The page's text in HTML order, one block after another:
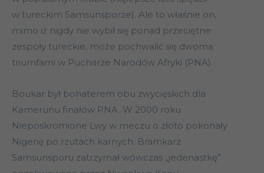
w tureckim Samsunsporze). Ale to właśnie on,
mimo iż nigdy nie wybił się ponad przeciętne
zespoły tureckie, może pochwalić się dwoma
triumfami w Pucharze Narodów Afryki (PNA).
Boukar był bohaterem obu zwycięskich dla
Kamerunu finałów PNA. W 2000 roku
Nieposkromione Lwy w meczu o złoto pokonały
Nigerię po rzutach karnych. Bramkarz
Samsunsporu zatrzymał wówczas „jedenastkę”